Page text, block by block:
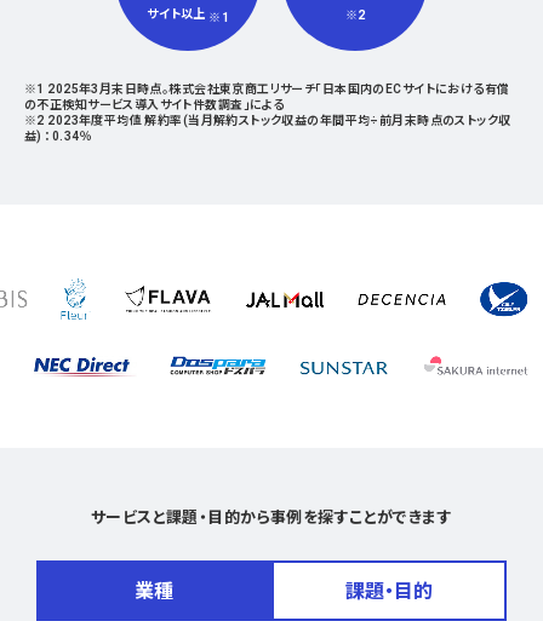
サイト以上 ※1 ※2
※1 2025年3月末日時点。株式会社東京商工リサーチ「日本国内のECサイトにおける有償
の不正検知サービス導入サイト件数調査」による
※2 2023年度平均値 解約率(当月解約ストック収益の年間平均÷前月末時点のストック収
益) ：0.34％
サービスと課題・目的から事例を探すことができます
業種 課題・目的